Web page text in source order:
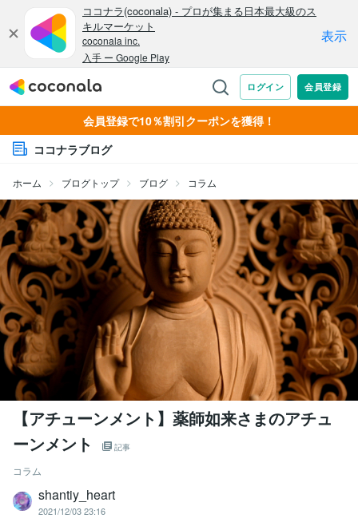
会員登録で10％割引クーポンを獲得！
ココナラブログ
ホーム ブログトップ ブログ コラム
【アチューンメント】薬師如来さまのアチュ
ーンメント
記事
コラム
shantiy_heart
2021/12/03 23:16